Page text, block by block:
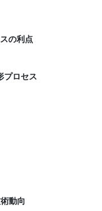
の利点
プロセス
動向